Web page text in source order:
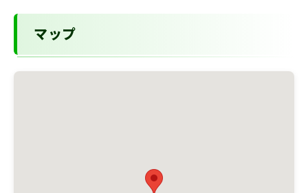
マップ